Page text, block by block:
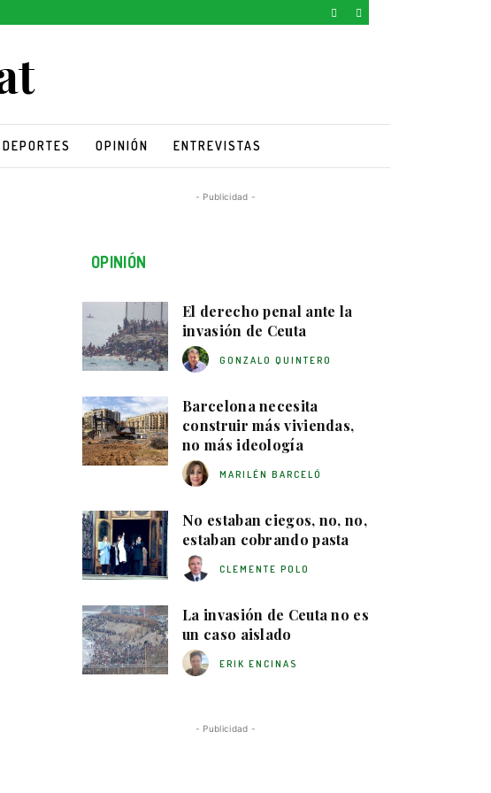
DEPORTES OPINIÓN ENTREVISTAS
- Publicidad -
OPINIÓN
El derecho penal ante la
invasión de Ceuta
GONZALO QUINTERO
Barcelona necesita
construir más viviendas,
no más ideología
MARILÉN BARCELÓ
No estaban ciegos, no, no,
estaban cobrando pasta
CLEMENTE POLO
La invasión de Ceuta no es
un caso aislado
ERIK ENCINAS
- Publicidad -